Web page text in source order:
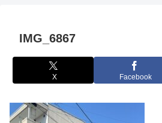
IMG_6867
X Facebook